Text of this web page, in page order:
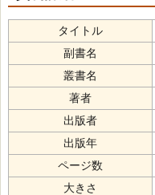
タイトル
副書名
叢書名
著者
出版者
出版年
ページ数
大きさ